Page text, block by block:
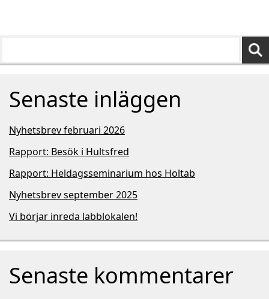
Senaste inläggen
Nyhetsbrev februari 2026
Rapport: Besök i Hultsfred
Rapport: Heldagsseminarium hos Holtab
Nyhetsbrev september 2025
Vi börjar inreda labblokalen!
Senaste kommentarer